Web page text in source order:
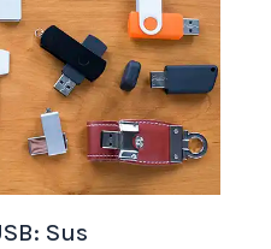
Sus